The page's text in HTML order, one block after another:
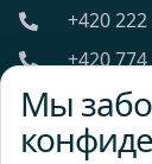
+420
+420
Пн-Пт:
Мы